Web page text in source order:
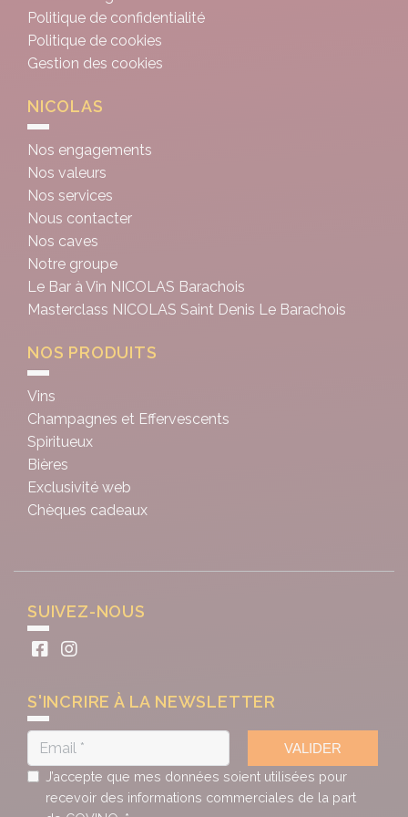
Politique de confidentialité
Politique de cookies
Gestion des cookies
NICOLAS
Nos engagements
Nos valeurs
Nos services
Nous contacter
Nos caves
Notre groupe
Le Bar à Vin NICOLAS Barachois
Masterclass NICOLAS Saint Denis Le Barachois
NOS PRODUITS
Vins
Champagnes et Effervescents
Spiritueux
Bières
Exclusivité web
Chèques cadeaux
SUIVEZ-NOUS
S'INCRIRE À LA NEWSLETTER
VALIDER
J’accepte que mes données soient utilisées pour
recevoir des informations commerciales de la part